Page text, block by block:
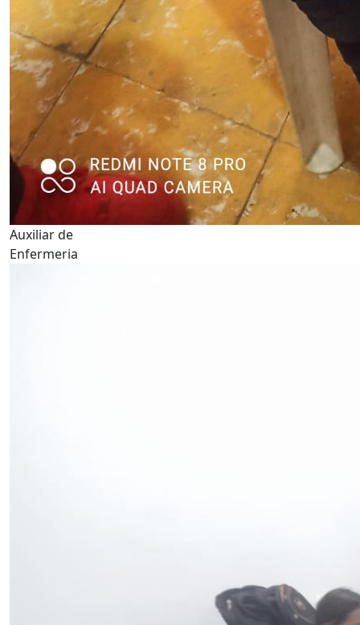
Auxiliar de
Enfermeria